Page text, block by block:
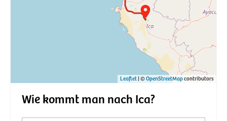
Leaflet | ©OpenStreetMapcontributors
Wie kommt man nach Ica?